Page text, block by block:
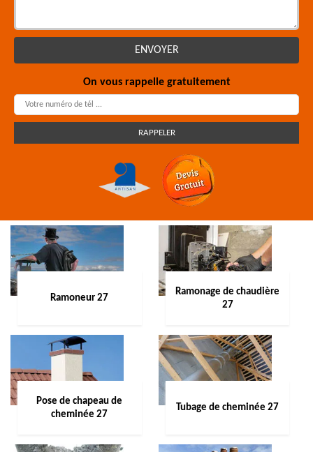
On vous rappelle gratuitement
Ramoneur 27
Ramonage de chaudière
27
Pose de chapeau de
cheminée 27
Tubage de cheminée 27